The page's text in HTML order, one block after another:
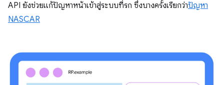
API ยังช่วยแก้ปัญหาหน้าเข้าสู่ระบบที่รก ซึ่งบางครั้งเรียกว่าปัญหา
NASCAR